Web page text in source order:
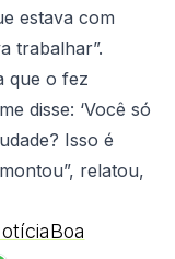
estava com
trabalhar”.
que o fez
disse: ‘Você só
Isso é
relatou,